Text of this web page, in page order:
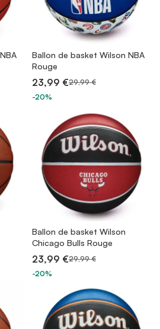
Ballon de basket Wilson NBA
Rouge
23,99 €29,99 €
-20%
Ballon de basket Wilson
Chicago Bulls Rouge
23,99 €29,99 €
-20%